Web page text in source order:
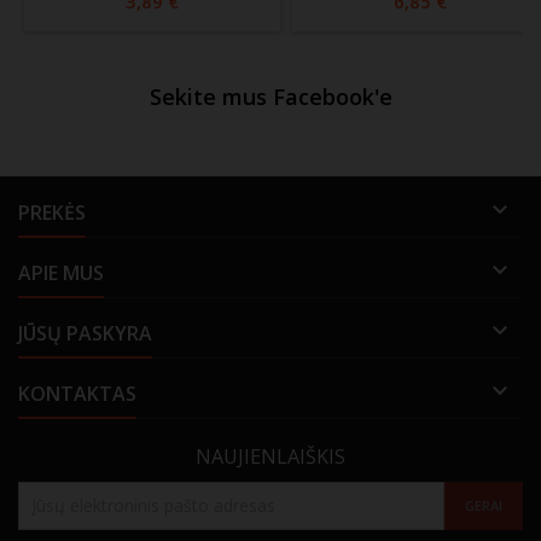
Sekite mus Facebook'e
PREKĖS 
APIE MUS 
JŪSŲ PASKYRA 
KONTAKTAS 
NAUJIENLAIŠKIS